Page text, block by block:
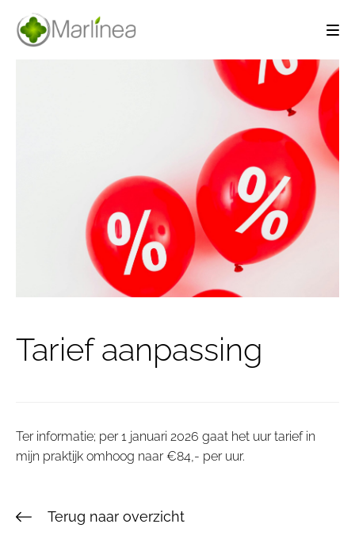
Tarief aanpassing
Ter informatie; per 1 januari 2026 gaat het uur tarief in
mijn praktijk omhoog naar €84,- per uur.
Terug naar overzicht